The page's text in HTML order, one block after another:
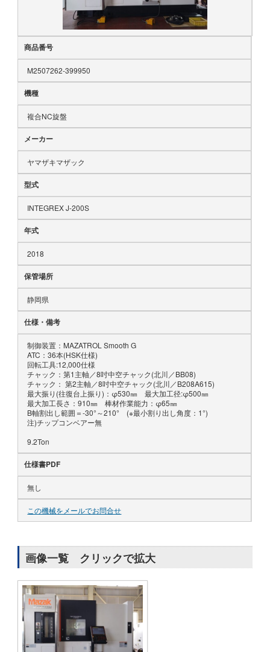
商品番号
M2507262-399950
機種
複合NC旋盤
メーカー
ヤマザキマザック
型式
INTEGREX J-200S
年式
2018
保管場所
静岡県
仕様・備考
制御装置：MAZATROL Smooth G
ATC：36本(HSK仕様)
回転工具:12,000仕様
チャック：第1主軸／8吋中空チャック(北川／BB08)
チャック： 第2主軸／8吋中空チャック(北川／B208A615)
最大振り(往復台上振り)：φ530㎜ 最大加工径:φ500㎜
最大加工長さ：910㎜ 棒材作業能力：φ65㎜
B軸割出し範囲＝-30°～210° (※最小割り出し角度：1°)
注)チップコンベアー無
9.2Ton
仕様書PDF
無し
この機械をメールでお問合せ
画像一覧 クリックで拡大